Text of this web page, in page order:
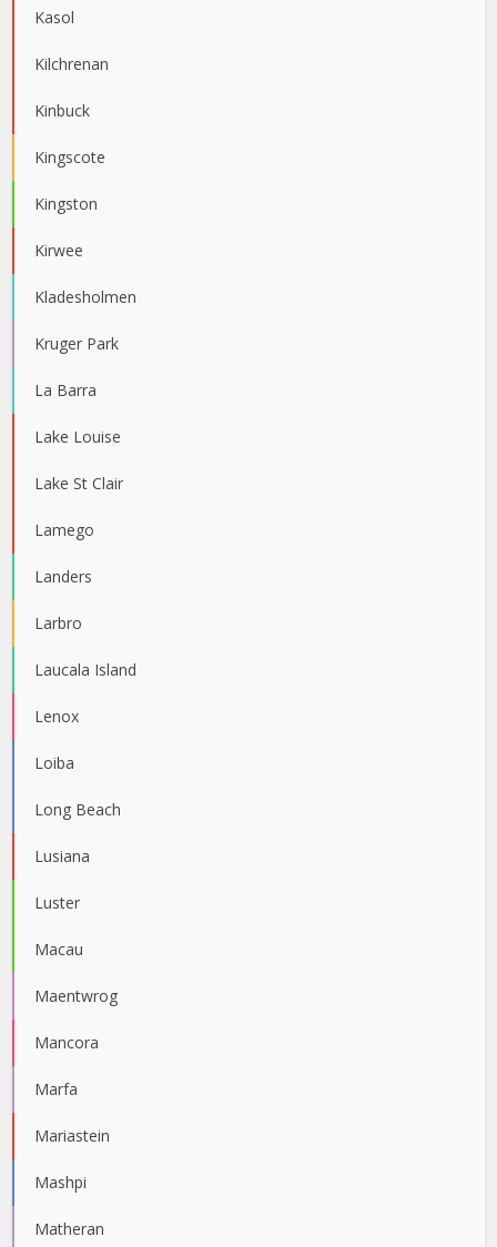
Kasol
Kilchrenan
Kinbuck
Kingscote
Kingston
Kirwee
Kladesholmen
Kruger Park
La Barra
Lake Louise
Lake St Clair
Lamego
Landers
Larbro
Laucala Island
Lenox
Loiba
Long Beach
Lusiana
Luster
Macau
Maentwrog
Mancora
Marfa
Mariastein
Mashpi
Matheran